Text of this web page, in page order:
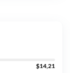
$14,21